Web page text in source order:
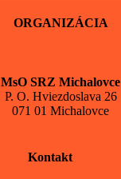
ORGANIZÁCIA
MsO SRZ Michalovce
P. O. Hviezdoslava 26
071 01 Michalovce
Kontakt